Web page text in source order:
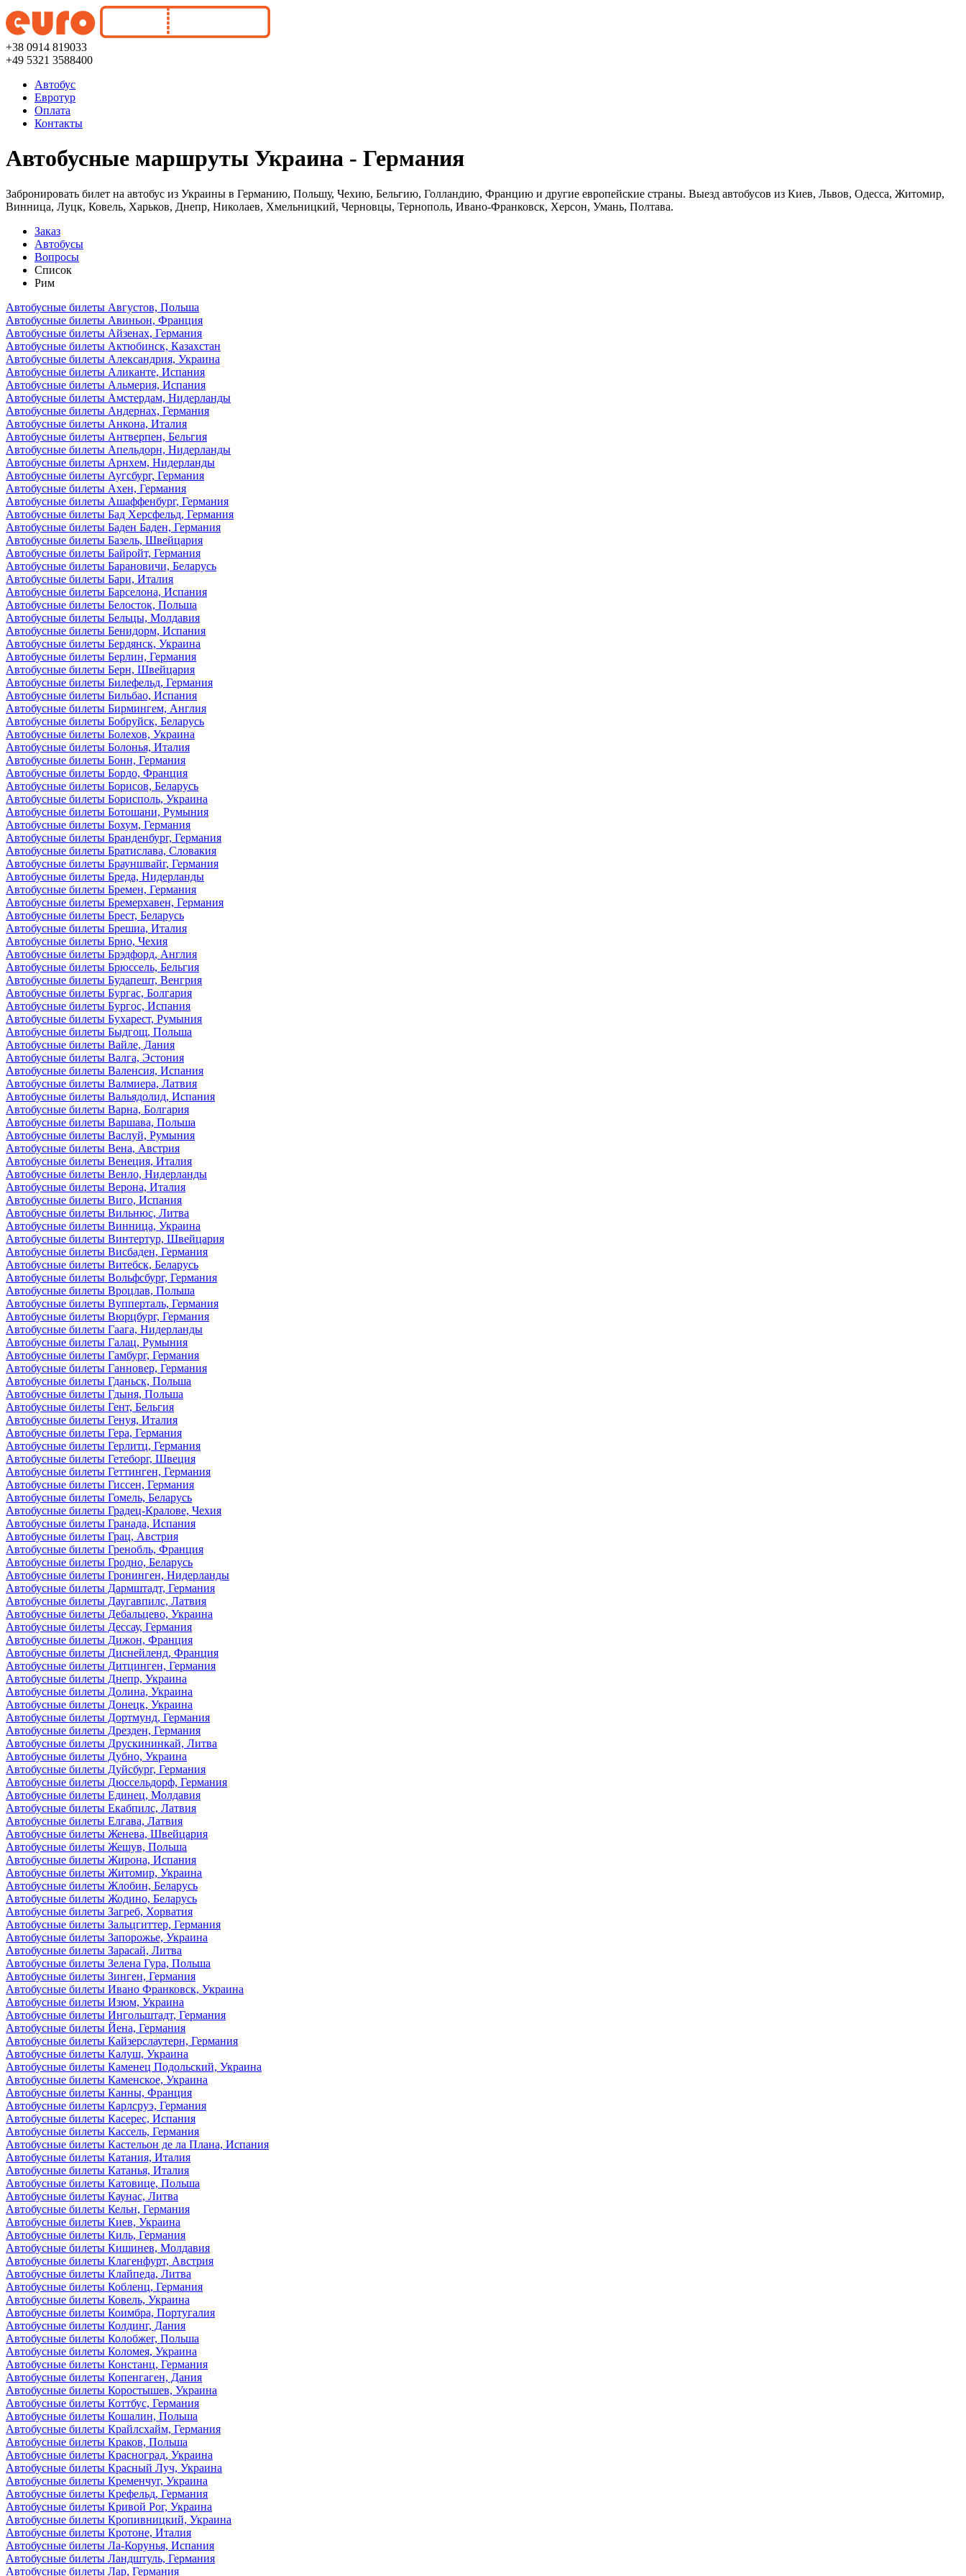
+38 0914 819033
+49 5321 3588400
Автобус
Евротур
Оплата
Контакты
Автобусные маршруты Украина - Германия
Забронировать билет на автобус из Украины в Германию, Польшу, Чехию, Бельгию, Голландию, Францию и другие европейские страны. Выезд автобусов из Киев, Львов, Одесса, Житомир,
Винница, Луцк, Ковель, Харьков, Днепр, Николаев, Хмельницкий, Черновцы, Тернополь, Ивано-Франковск, Херсон, Умань, Полтава.
Заказ
Автобусы
Вопросы
Список
Рим
Автобусные билеты Августов, Польша
Автобусные билеты Авиньон, Франция
Автобусные билеты Айзенах, Германия
Автобусные билеты Актюбинск, Казахстан
Автобусные билеты Александрия, Украина
Автобусные билеты Аликанте, Испания
Автобусные билеты Альмерия, Испания
Автобусные билеты Амстердам, Нидерланды
Автобусные билеты Андернах, Германия
Автобусные билеты Анкона, Италия
Автобусные билеты Антверпен, Бельгия
Автобусные билеты Апельдорн, Нидерланды
Автобусные билеты Арнхем, Нидерланды
Автобусные билеты Аугсбург, Германия
Автобусные билеты Ахен, Германия
Автобусные билеты Ашаффенбург, Германия
Автобусные билеты Бад Херсфельд, Германия
Автобусные билеты Баден Баден, Германия
Автобусные билеты Базель, Швейцария
Автобусные билеты Байройт, Германия
Автобусные билеты Барановичи, Беларусь
Автобусные билеты Бари, Италия
Автобусные билеты Барселона, Испания
Автобусные билеты Белосток, Польша
Автобусные билеты Бельцы, Молдавия
Автобусные билеты Бенидорм, Испания
Автобусные билеты Бердянск, Украина
Автобусные билеты Берлин, Германия
Автобусные билеты Берн, Швейцария
Автобусные билеты Билефельд, Германия
Автобусные билеты Бильбао, Испания
Автобусные билеты Бирмингем, Англия
Автобусные билеты Бобруйск, Беларусь
Автобусные билеты Болехов, Украина
Автобусные билеты Болонья, Италия
Автобусные билеты Бонн, Германия
Автобусные билеты Бордо, Франция
Автобусные билеты Борисов, Беларусь
Автобусные билеты Борисполь, Украина
Автобусные билеты Ботошани, Румыния
Автобусные билеты Бохум, Германия
Автобусные билеты Бранденбург, Германия
Автобусные билеты Братислава, Словакия
Автобусные билеты Брауншвайг, Германия
Автобусные билеты Бреда, Нидерланды
Автобусные билеты Бремен, Германия
Автобусные билеты Бремерхавен, Германия
Автобусные билеты Брест, Беларусь
Автобусные билеты Брешиа, Италия
Автобусные билеты Брно, Чехия
Автобусные билеты Брэдфорд, Англия
Автобусные билеты Брюссель, Бельгия
Автобусные билеты Будапешт, Венгрия
Автобусные билеты Бургас, Болгария
Автобусные билеты Бургос, Испания
Автобусные билеты Бухарест, Румыния
Автобусные билеты Быдгощ, Польша
Автобусные билеты Вайле, Дания
Автобусные билеты Валга, Эстония
Автобусные билеты Валенсия, Испания
Автобусные билеты Валмиера, Латвия
Автобусные билеты Вальядолид, Испания
Автобусные билеты Варна, Болгария
Автобусные билеты Варшава, Польша
Автобусные билеты Васлуй, Румыния
Автобусные билеты Вена, Австрия
Автобусные билеты Венеция, Италия
Автобусные билеты Венло, Нидерланды
Автобусные билеты Верона, Италия
Автобусные билеты Виго, Испания
Автобусные билеты Вильнюс, Литва
Автобусные билеты Винница, Украина
Автобусные билеты Винтертур, Швейцария
Автобусные билеты Висбаден, Германия
Автобусные билеты Витебск, Беларусь
Автобусные билеты Вольфсбург, Германия
Автобусные билеты Вроцлав, Польша
Автобусные билеты Вупперталь, Германия
Автобусные билеты Вюрцбург, Германия
Автобусные билеты Гаага, Нидерланды
Автобусные билеты Галац, Румыния
Автобусные билеты Гамбург, Германия
Автобусные билеты Ганновер, Германия
Автобусные билеты Гданьск, Польша
Автобусные билеты Гдыня, Польша
Автобусные билеты Гент, Бельгия
Автобусные билеты Генуя, Италия
Автобусные билеты Гера, Германия
Автобусные билеты Герлитц, Германия
Автобусные билеты Гетеборг, Швеция
Автобусные билеты Геттинген, Германия
Автобусные билеты Гиссен, Германия
Автобусные билеты Гомель, Беларусь
Автобусные билеты Градец-Кралове, Чехия
Автобусные билеты Гранада, Испания
Автобусные билеты Грац, Австрия
Автобусные билеты Гренобль, Франция
Автобусные билеты Гродно, Беларусь
Автобусные билеты Гронинген, Нидерланды
Автобусные билеты Дармштадт, Германия
Автобусные билеты Даугавпилс, Латвия
Автобусные билеты Дебальцево, Украина
Автобусные билеты Дессау, Германия
Автобусные билеты Дижон, Франция
Автобусные билеты Диснейленд, Франция
Автобусные билеты Дитцинген, Германия
Автобусные билеты Днепр, Украина
Автобусные билеты Долина, Украина
Автобусные билеты Донецк, Украина
Автобусные билеты Дортмунд, Германия
Автобусные билеты Дрезден, Германия
Автобусные билеты Друскининкай, Литва
Автобусные билеты Дубно, Украина
Автобусные билеты Дуйсбург, Германия
Автобусные билеты Дюссельдорф, Германия
Автобусные билеты Единец, Молдавия
Автобусные билеты Екабпилс, Латвия
Автобусные билеты Елгава, Латвия
Автобусные билеты Женева, Швейцария
Автобусные билеты Жешув, Польша
Автобусные билеты Жирона, Испания
Автобусные билеты Житомир, Украина
Автобусные билеты Жлобин, Беларусь
Автобусные билеты Жодино, Беларусь
Автобусные билеты Загреб, Хорватия
Автобусные билеты Зальцгиттер, Германия
Автобусные билеты Запорожье, Украина
Автобусные билеты Зарасай, Литва
Автобусные билеты Зелена Гура, Польша
Автобусные билеты Зинген, Германия
Автобусные билеты Ивано Франковск, Украина
Автобусные билеты Изюм, Украина
Автобусные билеты Ингольштадт, Германия
Автобусные билеты Йена, Германия
Автобусные билеты Кайзерслаутерн, Германия
Автобусные билеты Калуш, Украина
Автобусные билеты Каменец Подольский, Украина
Автобусные билеты Каменское, Украина
Автобусные билеты Канны, Франция
Автобусные билеты Карлсруэ, Германия
Автобусные билеты Касерес, Испания
Автобусные билеты Кассель, Германия
Автобусные билеты Кастельон де ла Плана, Испания
Автобусные билеты Катания, Италия
Автобусные билеты Катанья, Италия
Автобусные билеты Катовице, Польша
Автобусные билеты Каунас, Литва
Автобусные билеты Кельн, Германия
Автобусные билеты Киев, Украина
Автобусные билеты Киль, Германия
Автобусные билеты Кишинев, Молдавия
Автобусные билеты Клагенфурт, Австрия
Автобусные билеты Клайпеда, Литва
Автобусные билеты Кобленц, Германия
Автобусные билеты Ковель, Украина
Автобусные билеты Коимбра, Португалия
Автобусные билеты Колдинг, Дания
Автобусные билеты Колобжег, Польша
Автобусные билеты Коломея, Украина
Автобусные билеты Констанц, Германия
Автобусные билеты Копенгаген, Дания
Автобусные билеты Коростышев, Украина
Автобусные билеты Коттбус, Германия
Автобусные билеты Кошалин, Польша
Автобусные билеты Крайлсхайм, Германия
Автобусные билеты Краков, Польша
Автобусные билеты Красноград, Украина
Автобусные билеты Красный Луч, Украина
Автобусные билеты Кременчуг, Украина
Автобусные билеты Крефельд, Германия
Автобусные билеты Кривой Рог, Украина
Автобусные билеты Кропивницкий, Украина
Автобусные билеты Кротоне, Италия
Автобусные билеты Ла-Корунья, Испания
Автобусные билеты Ландштуль, Германия
Автобусные билеты Лар, Германия